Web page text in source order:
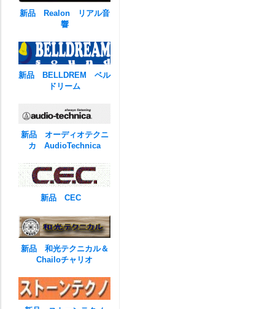
新品 Realon リアル音
響
新品 BELLDREM ベル
ドリーム
新品 オーディオテクニ
カ AudioTechnica
新品 CEC
新品 和光テクニカル＆
Chailoチャリオ